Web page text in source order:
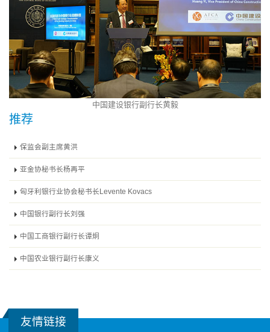
中国建设银行副行长黄毅
推荐
保监会副主席黄洪
亚金协秘书长杨再平
匈牙利银行业协会秘书长Levente Kovacs
中国银行副行长刘强
中国工商银行副行长谭炯
中国农业银行副行长康义
友情链接